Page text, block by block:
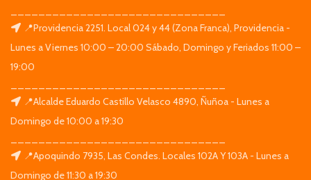
📍Providencia 2251. Local 024 y 44 (Zona Franca), Providencia -
Lunes a Viernes 10:00 – 20:00 Sábado, Domingo y Feriados 11:00 –
19:00
📍Alcalde Eduardo Castillo Velasco 4890, Ñuñoa - Lunes a
Domingo de 10:00 a 19:30
📍Apoquindo 7935, Las Condes. Locales 102A Y 103A - Lunes a
Domingo de 11:30 a 19:30